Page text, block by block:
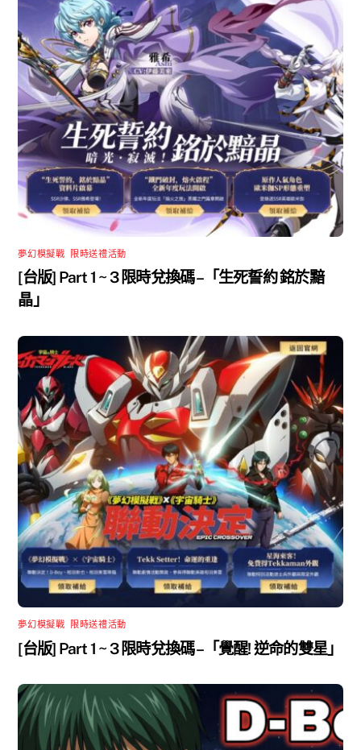
夢幻模擬戰 限時送禮活動
[台版] Part 1 ~ 3 限時兌換碼 –「生死誓約 銘於黯
晶」
夢幻模擬戰 限時送禮活動
[台版] Part 1 ~ 3 限時兌換碼 –「覺醒! 逆命的雙星」